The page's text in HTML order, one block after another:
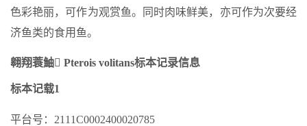
色彩艳丽，可作为观赏鱼。同时肉味鲜美，亦可作为次要经
济鱼类的食用鱼。
翱翔蓑鮋 Pterois volitans标本记录信息
标本记载1
平台号：2111C0002400020785